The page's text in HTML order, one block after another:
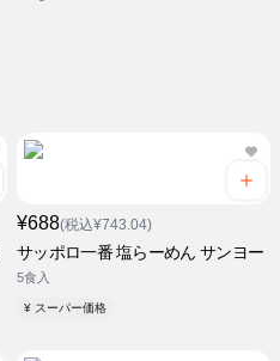
¥688(税込¥743.04)
サッポロ一番 塩らーめん サンヨー
5食入
¥ スーパー価格